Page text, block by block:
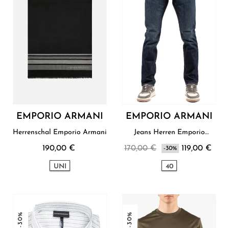
EMPORIO ARMANI
Herrenschal Emporio Armani
190,00 €
UNI
EMPORIO ARMANI
Jeans Herren Emporio
170,00 € -30% 119,00 €
40
-30% -30%